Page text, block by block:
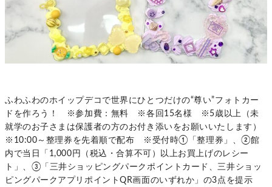
ふわふわのホイップデコで世界にひとつだけの“尊い”フォトカー
ドを作ろう！ ※参加費：無料 ※各回15名様 ※5歳以上（未
就学のお子さまは保護者の方のお付き添いをお願いいたします）
※10:00～整理券を先着順で配布 ※受付時①「整理券」、②館
内で当日「1,000円（税込・合算不可）以上お買上げのレシー
ト」、③「三井ショッピングパークポイントカード、三井ショッ
ピングパークアプリポイントQR画面のいずれか」の3点を提示